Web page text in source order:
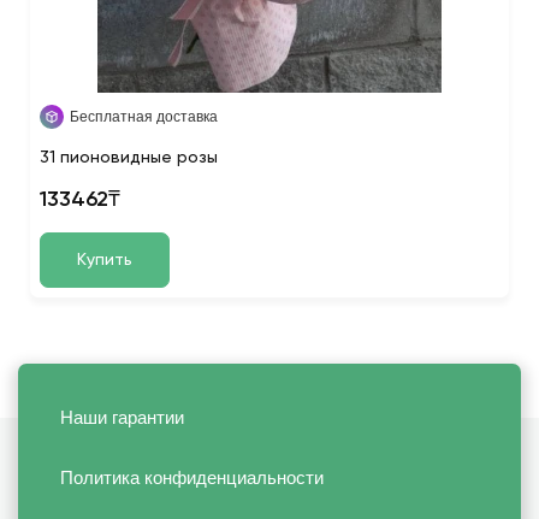
Бесплатная доставка
31 пионовидные розы
133462₸
Купить
Наши гарантии
Политика конфиденциальности